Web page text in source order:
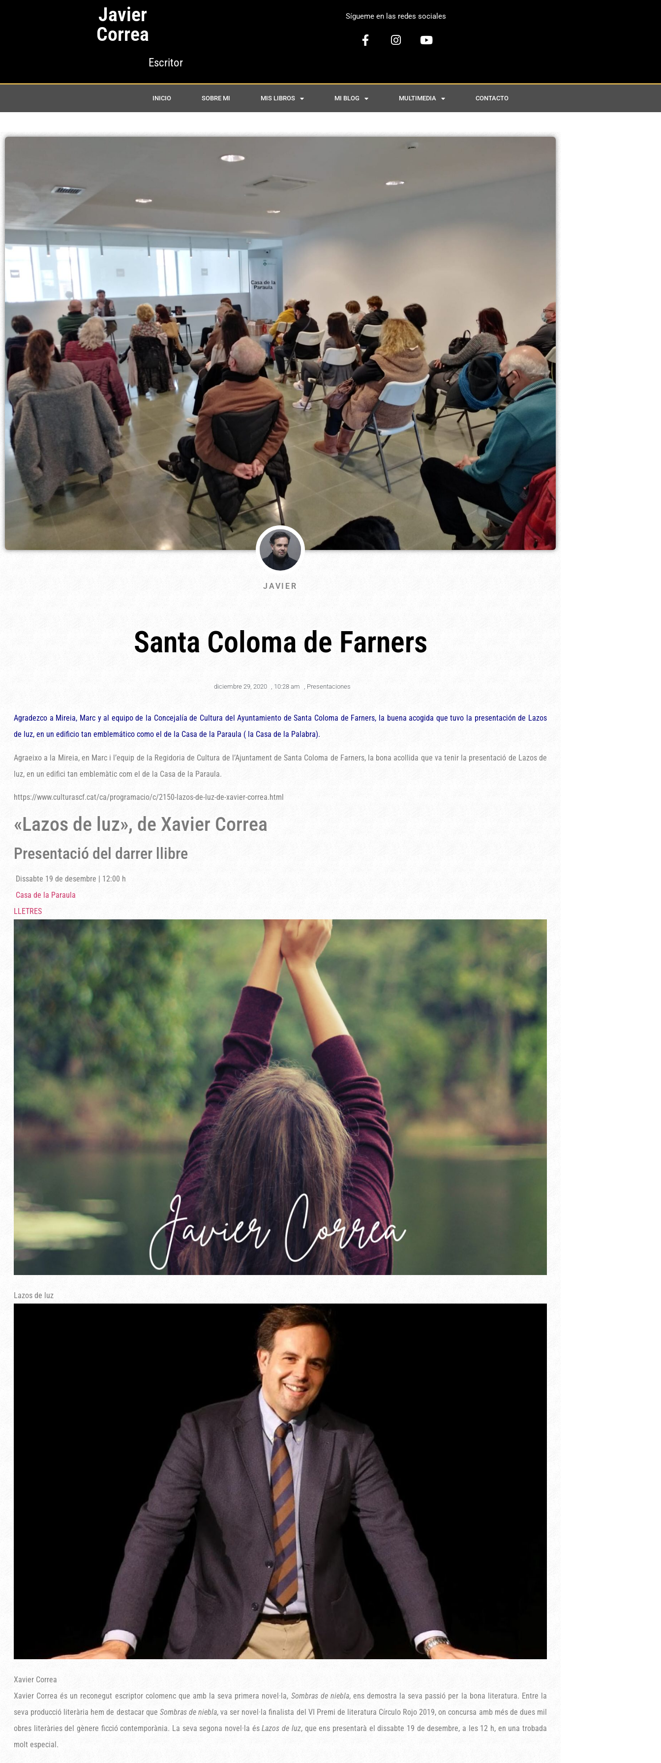
Javier
Correa
Escritor
Sígueme en las redes sociales
INICIO SOBRE MI MIS LIBROS MI BLOG MULTIMEDIA CONTACTO
JAVIER
Santa Coloma de Farners
diciembre 29, 2020 , 10:28 am , Presentaciones
Agradezco a Mireia, Marc y al equipo de la Concejalía de Cultura del Ayuntamiento de Santa Coloma de Farners, la buena acogida que tuvo la presentación de Lazos
de luz, en un edificio tan emblemático como el de la Casa de la Paraula ( la Casa de la Palabra).
Agraeixo a la Mireia, en Marc i l’equip de la Regidoria de Cultura de l’Ajuntament de Santa Coloma de Farners, la bona acollida que va tenir la presentació de Lazos de
luz, en un edifici tan emblemàtic com el de la Casa de la Paraula.
https://www.culturascf.cat/ca/programacio/c/2150-lazos-de-luz-de-xavier-correa.html
«Lazos de luz», de Xavier Correa
Presentació del darrer llibre
Dissabte 19 de desembre | 12:00 h
Casa de la Paraula
LLETRES
Lazos de luz
Xavier Correa
Xavier Correa és un reconegut escriptor colomenc que amb la seva primera novel·la, Sombras de niebla, ens demostra la seva passió per la bona literatura. Entre la
seva producció literària hem de destacar que Sombras de niebla, va ser novel·la finalista del VI Premi de literatura Círculo Rojo 2019, on concursa amb més de dues mil
obres literàries del gènere ficció contemporània. La seva segona novel·la ésLazos de luz, que ens presentarà el dissabte 19 de desembre, a les 12 h, en una trobada
molt especial.